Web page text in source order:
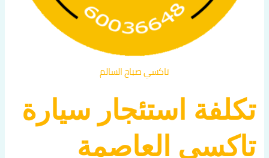
تاكسي صباح السالم
تكلفة استئجار سيارة
تاكسي العاصمة